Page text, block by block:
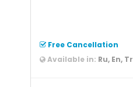
Free Cancellation
Available in: Ru, En, Tr